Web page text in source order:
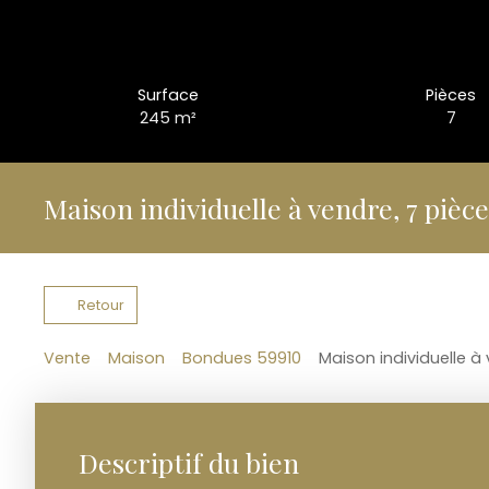
Surface
245 m²
Pièces
7
Maison individuelle à vendre, 7
Retour
Vente Maison Bondues 59910 Maison individuelle à
Descriptif du bien